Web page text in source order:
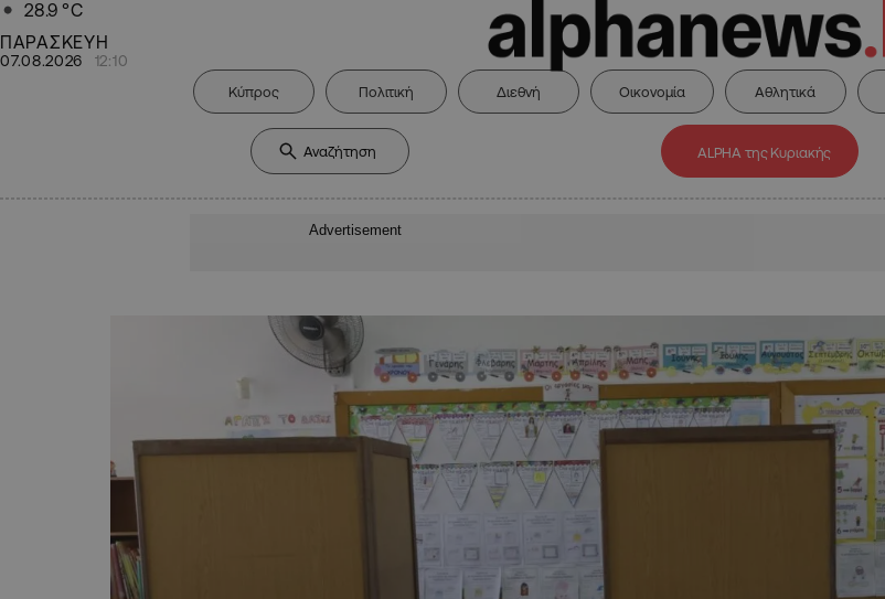
28.9 °C
ΠΑΡΑΣΚΕΥΗ
07.08.2026 12:10
Κύπρος Πολιτική Διεθνή Οικονομία Αθλητικά
ALPHA της Κυριακής
Advertisement